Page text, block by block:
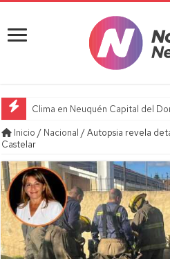
Clima en Neuquén Capital del
Inicio / Nacional /Autopsia revela
Castelar